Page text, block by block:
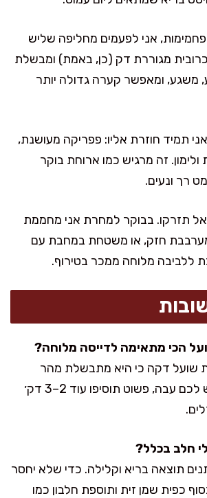
אני לפעמים מחליפה שליש
מגוררת דק (כן, באמת) ומבשלת
משגע, ומאפשר קערה גדולה יותר
תמיד חוזרת אליו: פפריקה מעושנת,
זה מרגיש כמו ארוחת בוקר
רך ונעים.
תזרקו. בבוקר למחרת אני מחממת
חזק, או משטחת במחבת עם
ללביבה מלוחה ממכר בטירוף.
שועל דקה כי היא מתבשלת מהר
ויוצאת נימוח. אם יש לכם עבה, פשוט תוסיפו עוד 2–3 דק׳
תוצאה בריא וקלילה. כדי שלא יחסר
כפית שמן זית ותוספת חלבון כמו